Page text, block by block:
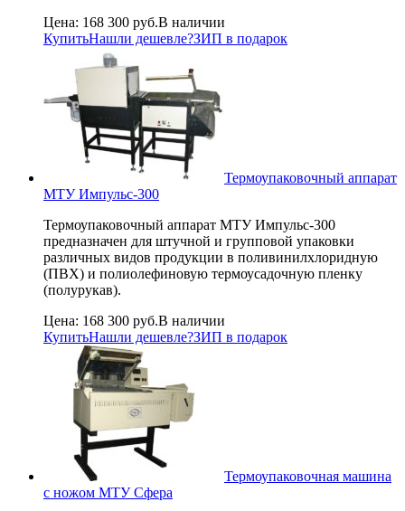
Цена: 168 300 руб.В наличии
КупитьНашли дешевле?ЗИП в подарок
Термоупаковочный аппарат
МТУ Импульс-300
Термоупаковочный аппарат МТУ Импульс-300
предназначен для штучной и групповой упаковки
различных видов продукции в поливинилхлоридную
(ПВХ) и полиолефиновую термоусадочную пленку
(полурукав).
Цена: 168 300 руб.В наличии
КупитьНашли дешевле?ЗИП в подарок
Термоупаковочная машина
с ножом МТУ Сфера